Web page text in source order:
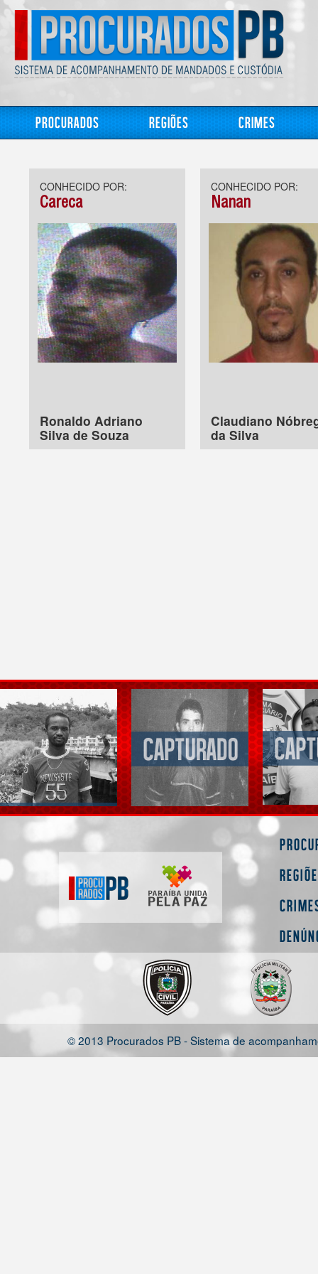
Procurados Regiões Crimes
CONHECIDO POR:
Careca
Ronaldo Adriano
Silva de Souza
CONHECIDO POR:
Nanan
Claudiano
da Silva
© 2013 Procurados PB - Sistema de